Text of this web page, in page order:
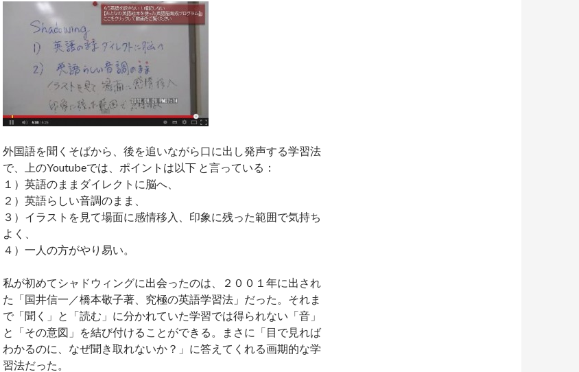
外国語を聞くそばから、後を追いながら口に出し発声する学習法
で、上のYoutubeでは、ポイントは以下 と言っている：
１）英語のままダイレクトに脳へ、
２）英語らしい音調のまま、
３）イラストを見て場面に感情移入、印象に残った範囲で気持ち
よく、
４）一人の方がやり易い。
私が初めてシャドウィングに出会ったのは、２００１年に出され
た「国井信一／橋本敬子著、究極の英語学習法」だった。それま
で「聞く」と「読む」に分かれていた学習では得られない「音」
と「その意図」を結び付けることができる。まさに「目で見れば
わかるのに、なぜ聞き取れないか？」に答えてくれる画期的な学
習法だった。